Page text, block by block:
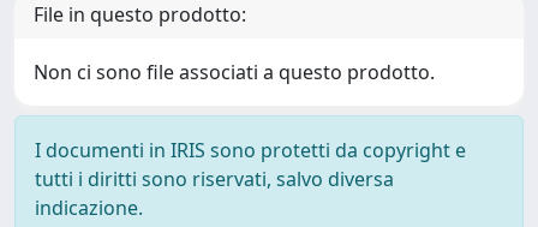
File in questo prodotto:
Non ci sono file associati a questo prodotto.
I documenti in IRIS sono protetti da copyright e
tutti i diritti sono riservati, salvo diversa
indicazione.